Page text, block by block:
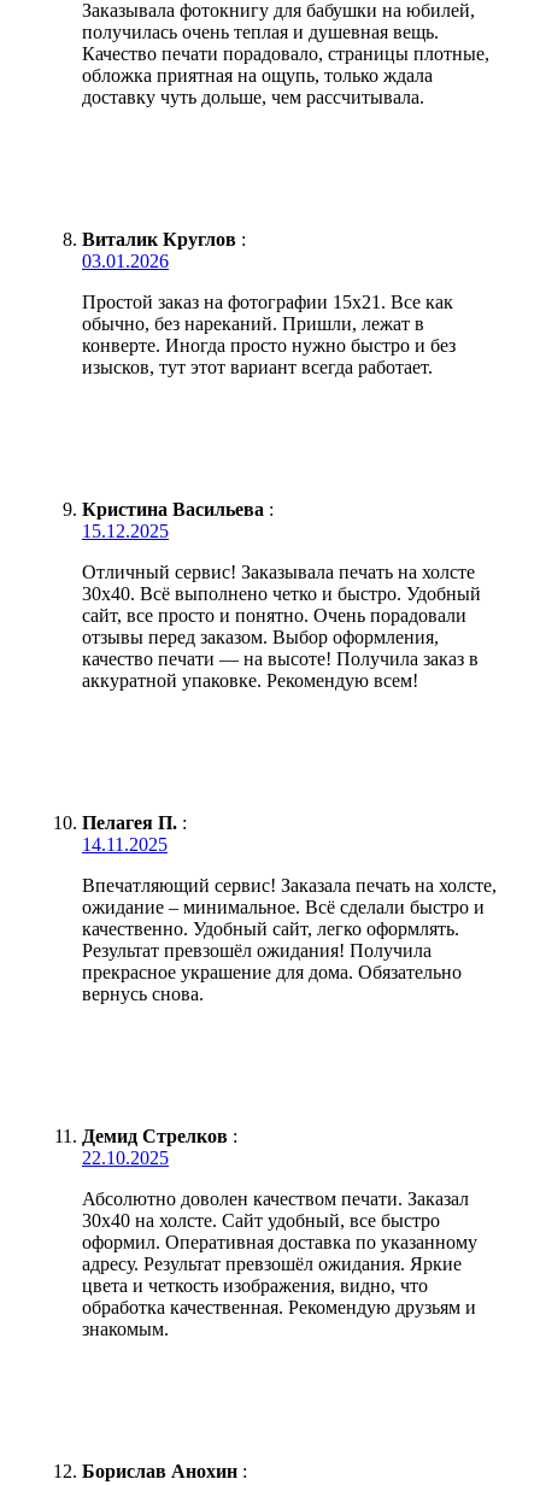
Заказывала фотокнигу для бабушки на юбилей,
получилась очень теплая и душевная вещь.
Качество печати порадовало, страницы плотные,
обложка приятная на ощупь, только ждала
доставку чуть дольше, чем рассчитывала.
Виталик Круглов :
03.01.2026
Простой заказ на фотографии 15х21. Все как
обычно, без нареканий. Пришли, лежат в
конверте. Иногда просто нужно быстро и без
изысков, тут этот вариант всегда работает.
Кристина Васильева :
15.12.2025
Отличный сервис! Заказывала печать на холсте
30х40. Всё выполнено четко и быстро. Удобный
сайт, все просто и понятно. Очень порадовали
отзывы перед заказом. Выбор оформления,
качество печати — на высоте! Получила заказ в
аккуратной упаковке. Рекомендую всем!
Пелагея П. :
14.11.2025
Впечатляющий сервис! Заказала печать на холсте,
ожидание – минимальное. Всё сделали быстро и
качественно. Удобный сайт, легко оформлять.
Результат превзошёл ожидания! Получила
прекрасное украшение для дома. Обязательно
вернусь снова.
Демид Стрелков :
22.10.2025
Абсолютно доволен качеством печати. Заказал
30х40 на холсте. Сайт удобный, все быстро
оформил. Оперативная доставка по указанному
адресу. Результат превзошёл ожидания. Яркие
цвета и четкость изображения, видно, что
обработка качественная. Рекомендую друзьям и
знакомым.
Борислав Анохин :